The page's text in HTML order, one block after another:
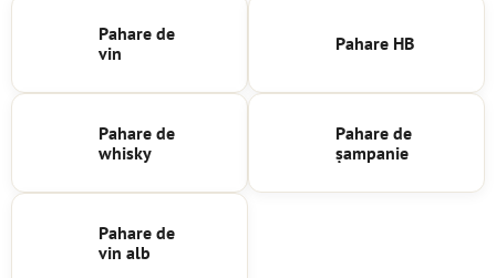
Pahare de
vin
Pahare HB
Pahare de
whisky
Pahare de
șampanie
Pahare de
vin alb